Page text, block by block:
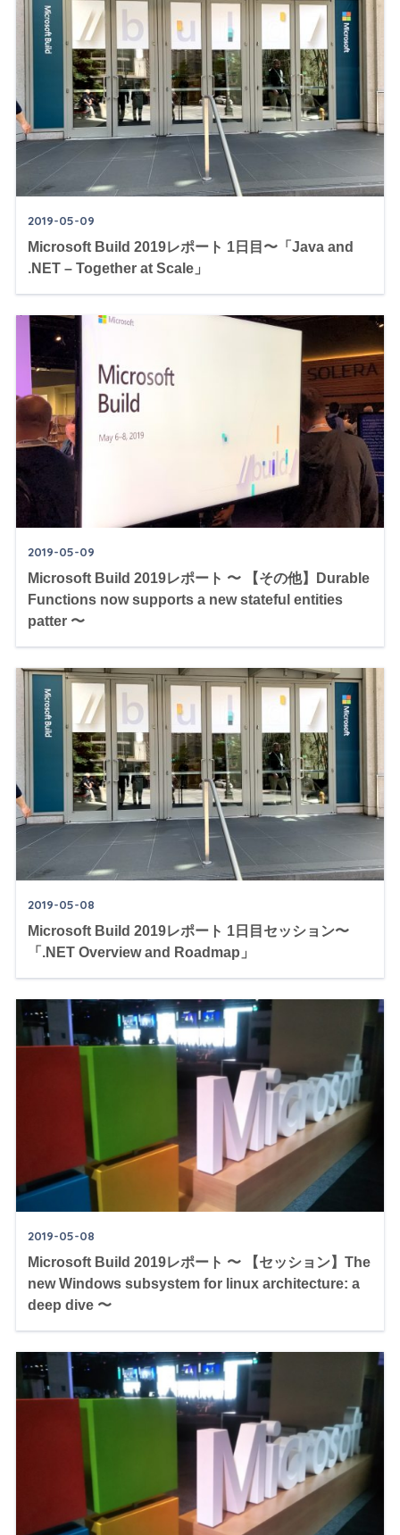
2019-05-09
Microsoft Build 2019レポート 1日目〜「Java and
.NET – Together at Scale」
2019-05-09
Microsoft Build 2019レポート 〜 【その他】Durable
Functions now supports a new stateful entities
patter 〜
2019-05-08
Microsoft Build 2019レポート 1日目セッション〜
「.NET Overview and Roadmap」
2019-05-08
Microsoft Build 2019レポート 〜 【セッション】The
new Windows subsystem for linux architecture: a
deep dive 〜